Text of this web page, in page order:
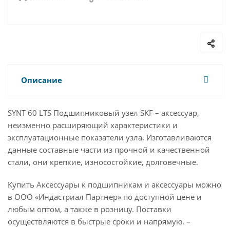
Описание
SYNT 60 LTS Подшипниковый узел SKF – аксессуар,
неизменно расширяющий характеристики и
эксплуатационные показатели узла. Изготавливаются
данные составные части из прочной и качественной
стали, они крепкие, износостойкие, долговечные.
Купить Аксессуары к подшипникам и аксессуары можно
в ООО «Индастриал Партнер» по доступной цене и
любым оптом, а также в розницу. Поставки
осуществляются в быстрые сроки и напрямую. –